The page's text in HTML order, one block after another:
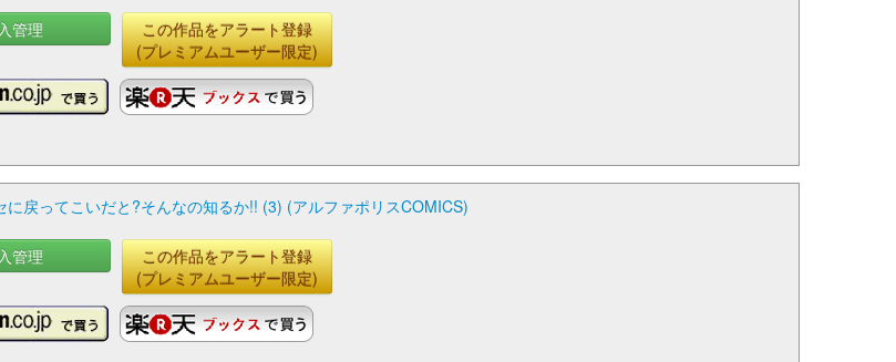
管理
この作品をアラート登録
(プレミアムユーザー限定)
戻ってこいだと?そんなの知るか!! (3) (アルファポリスCOMICS)
管理
この作品をアラート登録
(プレミアムユーザー限定)